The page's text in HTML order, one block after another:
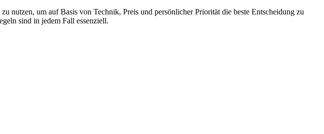
nutzen, um auf Basis von Technik, Preis und persönlicher Priorität die beste Entscheidung zu
sind in jedem Fall essenziell.